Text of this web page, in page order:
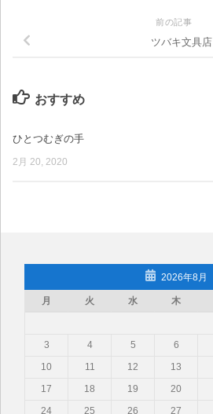
前の記事
ツバキ文具店
おすすめ
ひとつむぎの手
2月 20, 2020
2026年8月
月 火 水 木
3
4 5 6
10
11 12 13
17
18 19 20
24
25 26 27